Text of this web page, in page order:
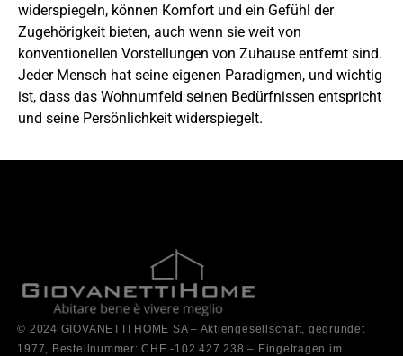
widerspiegeln, können Komfort und ein Gefühl der
Zugehörigkeit bieten, auch wenn sie weit von
konventionellen Vorstellungen von Zuhause entfernt sind.
Jeder Mensch hat seine eigenen Paradigmen, und wichtig
ist, dass das Wohnumfeld seinen Bedürfnissen entspricht
und seine Persönlichkeit widerspiegelt.
© 2024 GIOVANETTI HOME SA – Aktiengesellschaft, gegründet
1977, Bestellnummer: CHE -102.427.238 – Eingetragen im